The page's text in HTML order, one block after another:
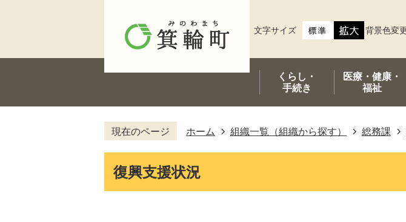
文字サイズ 背景色変
くらし・
手続き
医療・健康・
福祉
現在のページ ホーム 組織一覧（組織から探す） 総務課
復興支援状況